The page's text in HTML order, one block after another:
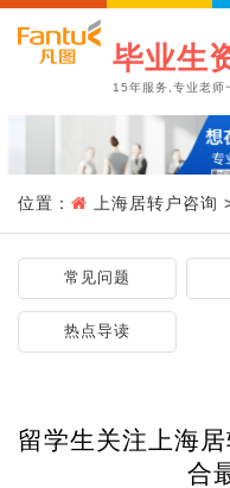
毕业生
15年服务,专业老师
位置： 上海居转户咨询
常见问题
热点导读
留学生关注上海
合